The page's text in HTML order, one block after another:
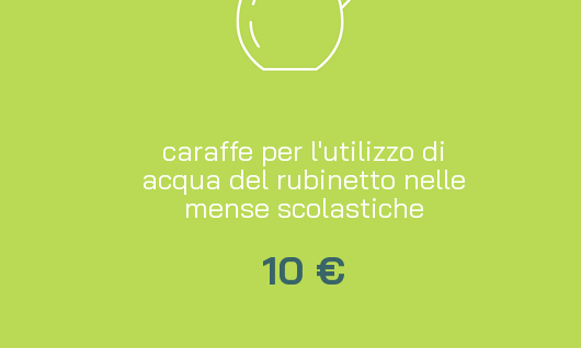
caraffe per l'utilizzo di
acqua del rubinetto nelle
mense scolastiche
10 €